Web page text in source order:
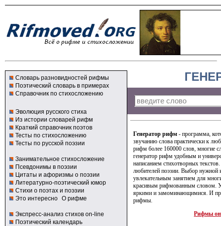
Словарь разновидностей рифмы
Поэтический словарь в примерах
Справочник по стихосложению
Эволюция русского стиха
Из истории словарей рифм
Краткий справочник поэтов
Тесты по стихосложению
Тесты по русской поэзии
Занимательное стихосложение
Псевдонимы в поэзии
Цитаты и афоризмы о поэзии
Литературно-поэтический юмор
Стихи о поэтах и поэзии
Это интересно О рифме
Экспресс-анализ стихов on-line
Поэтический календарь
Генератор рифм - программа,
звучанию слова практически к
рифм более 160000 слов, многие
генератор рифм удобным и
написанием стихотворных
любителей поэзии. Выбор нужной
увлекательным занятием для
красивым рифмованным словом.
яркими и замоминающимися. И
рифмы.
Рифмы